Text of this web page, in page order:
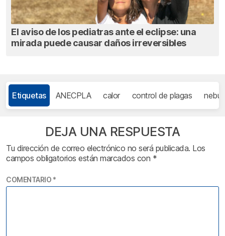
El aviso de los pediatras ante el eclipse: una
mirada puede causar daños irreversibles
Etiquetas ANECPLA calor control de plagas
DEJA UNA RESPUESTA
Tu dirección de correo electrónico no será publicada. Los
campos obligatorios están marcados con *
COMENTARIO *